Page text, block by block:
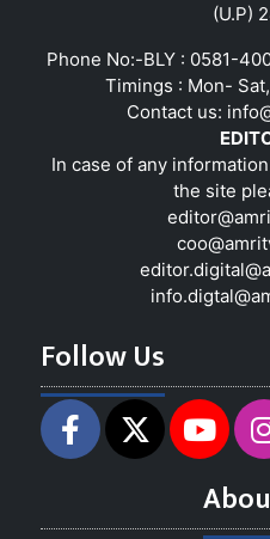
(U.P)
Phone No:-BLY : 0581-
Timings : Mon-
Contact us:
In case of any
the site
Follow Us